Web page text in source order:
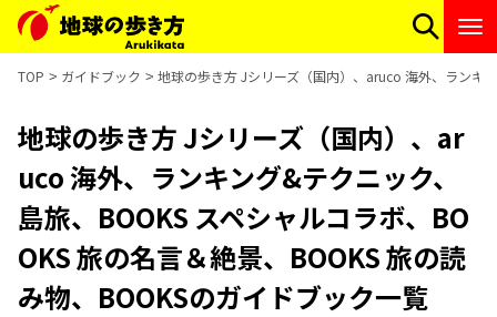
TOP ガイドブック 地球の歩き方 Jシリーズ（国内）、aruco 海外、ランキ
地球の歩き方 Jシリーズ（国内）、ar
uco 海外、ランキング&テクニック、
島旅、BOOKS スペシャルコラボ、BO
OKS 旅の名言＆絶景、BOOKS 旅の読
み物、BOOKSのガイドブック一覧